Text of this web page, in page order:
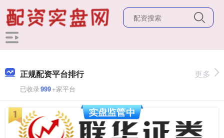
正规配资平台排行
已收录999+家平台
更多